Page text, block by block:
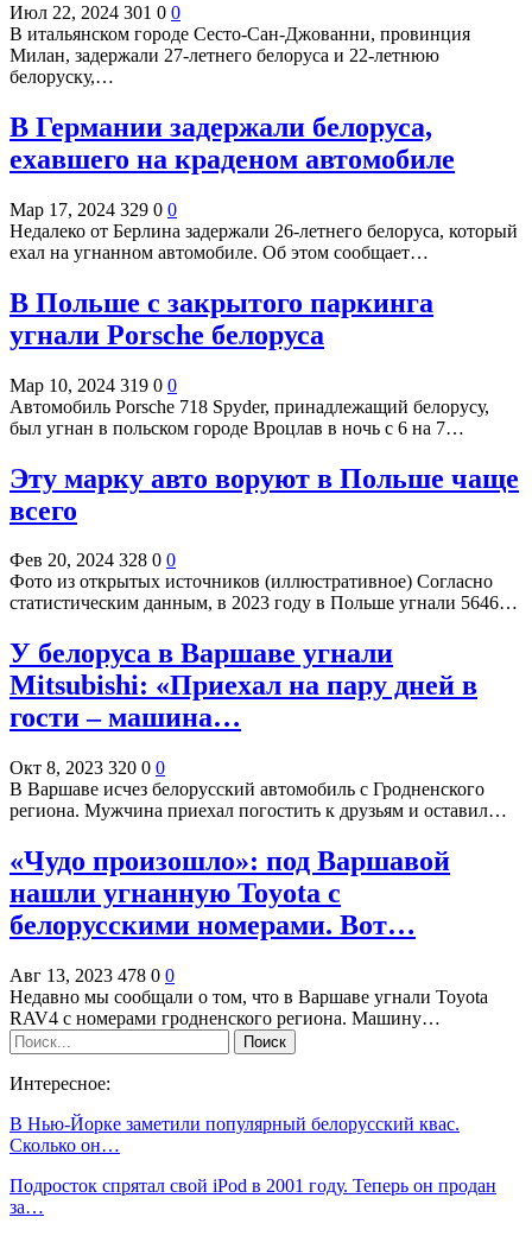
Июл 22, 2024 301 0 0
В итальянском городе Сесто-Сан-Джованни, провинция
Милан, задержали 27-летнего белоруса и 22-летнюю
белоруску,…
В Германии задержали белоруса,
ехавшего на краденом автомобиле
Мар 17, 2024 329 0 0
Недалеко от Берлина задержали 26-летнего белоруса, который
ехал на угнанном автомобиле. Об этом сообщает…
В Польше с закрытого паркинга
угнали Porsche белоруса
Мар 10, 2024 319 0 0
Автомобиль Porsche 718 Spyder, принадлежащий белорусу,
был угнан в польском городе Вроцлав в ночь с 6 на 7…
Эту марку авто воруют в Польше чаще
всего
Фев 20, 2024 328 0 0
Фото из открытых источников (иллюстративное) Согласно
статистическим данным, в 2023 году в Польше угнали 5646…
У белоруса в Варшаве угнали
Mitsubishi: «Приехал на пару дней в
гости – машина…
Окт 8, 2023 320 0 0
В Варшаве исчез белорусский автомобиль с Гродненского
региона. Мужчина приехал погостить к друзьям и оставил…
«Чудо произошло»: под Варшавой
нашли угнанную Toyota с
белорусскими номерами. Вот…
Авг 13, 2023 478 0 0
Недавно мы сообщали о том, что в Варшаве угнали Toyota
RAV4 с номерами гродненского региона. Машину…
Интересное:
В Нью-Йорке заметили популярный белорусский квас.
Сколько он…
Подросток спрятал свой iPod в 2001 году. Теперь он продан
за…